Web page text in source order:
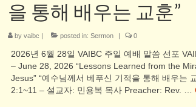
을 통해 배우는 교훈”
by vaibc | posted in: Sermon | 0
2026년 6월 28일 VAIBC 주일 예배 말씀 선포
– June 28, 2026 “Lessons Learned from the
Jesus” “예수님께서 베푸신 기적을 통해 배우는
2:1~11 – 설교자: 민용복 목사 Preacher: Rev. …